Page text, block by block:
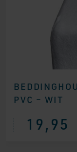
PVC – WIT
19,95